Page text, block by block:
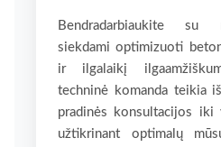
Bendradarbiaukite su
siekdami optimizuoti
ir ilgalaikį
techninė komanda teikia
pradinės konsultacijos iki
užtikrinant optimalų